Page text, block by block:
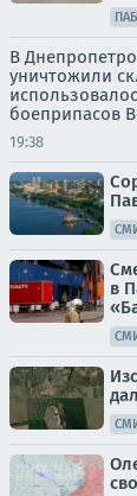
В
уничтожили
боеприпасов
19:38
в